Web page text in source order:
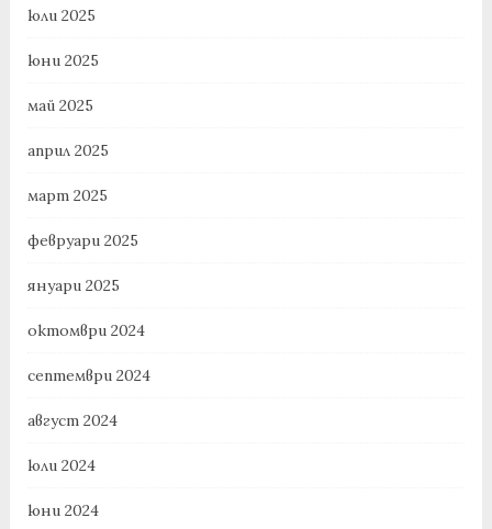
юли 2025
юни 2025
май 2025
април 2025
март 2025
февруари 2025
януари 2025
октомври 2024
септември 2024
август 2024
юли 2024
юни 2024